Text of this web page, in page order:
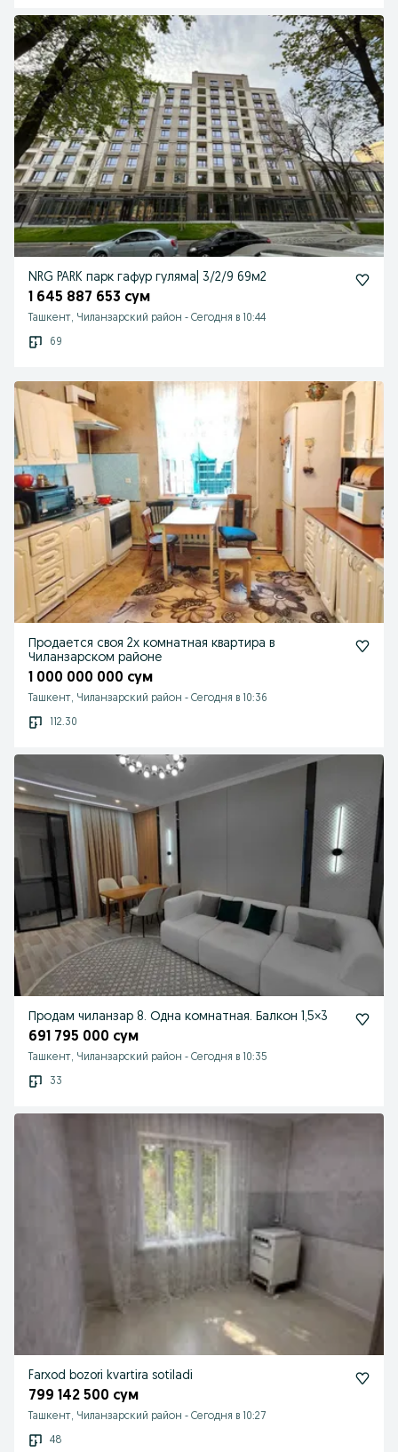
NRG PARK парк гафур гуляма| 3/2/9 69м2
1 645 887 653 сум
Ташкент, Чиланзарский район - Сегодня в 10:44
69
Продается своя 2х комнатная квартира в
Чиланзарском районе
1 000 000 000 сум
Ташкент, Чиланзарский район - Сегодня в 10:36
112.30
Продам чиланзар 8. Одна комнатная. Балкон 1,5×3
691 795 000 сум
Ташкент, Чиланзарский район - Сегодня в 10:35
33
Farxod bozori kvartira sotiladi
799 142 500 сум
Ташкент, Чиланзарский район - Сегодня в 10:27
48